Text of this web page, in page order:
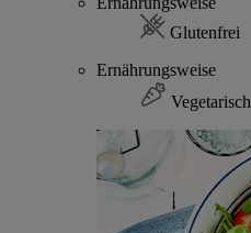
Glutenfrei
Ernährungsweise
Vegetarisch